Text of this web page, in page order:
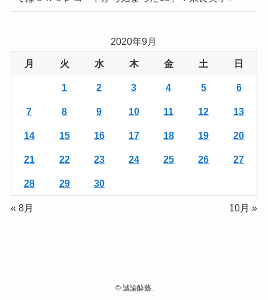
2020年9月
月 火 水 木 金 土 日
1 2 3 4 5 6
7 8 9 10 11 12 13
14 15 16 17 18 19 20
21 22 23 24 25 26 27
28 29 30
« 8月 10月 »
©誠論酔藝.